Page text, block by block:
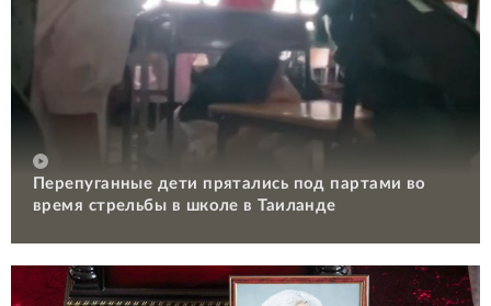
Перепуганные дети прятались под партами во
время стрельбы в школе в Таиланде